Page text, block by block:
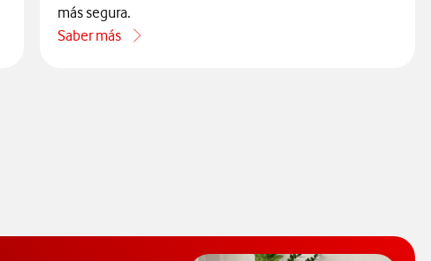
más segura.
Saber más
acerca de Cómo cambiar la contraseña de tu wifi